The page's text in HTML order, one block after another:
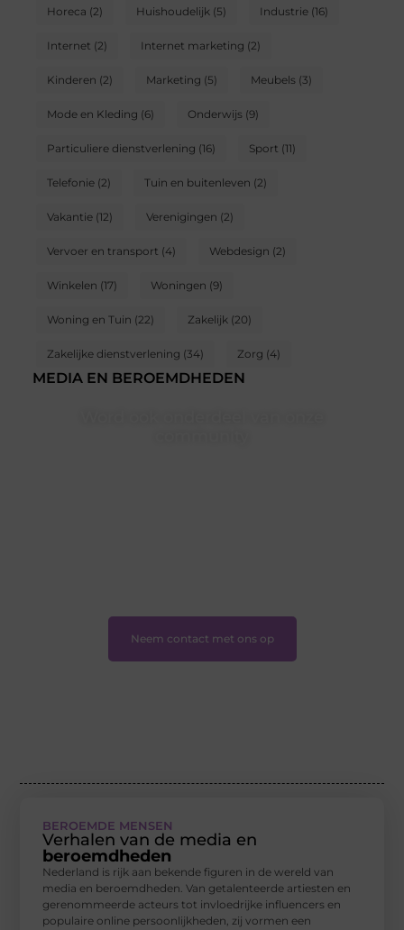
Horeca (2) Huishoudelijk(5) Industrie(16)
Internet (2) Internet marketing (2)
Kinderen (2) Marketing (5) Meubels(3)
Mode en Kleding (6) Onderwijs(9)
Particuliere dienstverlening (16) Sport (11)
Telefonie(2) Tuin en buitenleven (2)
Vakantie(12) Verenigingen (2)
Vervoer en transport (4) Webdesign (2)
Winkelen (17) Woningen (9)
Woning en Tuin (22) Zakelijk(20)
Zakelijke dienstverlening (34) Zorg (4)
MEDIA EN BEROEMDHEDEN
Neem contact met ons op
BEROEMDE MENSEN
Verhalen van de media en
beroemdheden
Nederland is rijk aan bekende figuren in de wereld van
media en beroemdheden. Van getalenteerde artiesten en
gerenommeerde acteurs tot invloedrijke influencers en
populaire online persoonlijkheden, zij vormen een